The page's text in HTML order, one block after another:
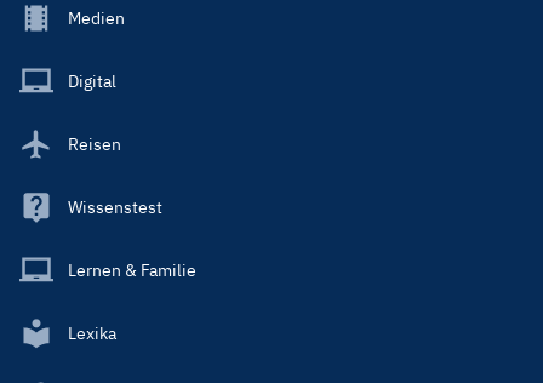
Footer
Main
Medien
Digital
Reisen
Wissenstest
Lernen & Familie
Lexika